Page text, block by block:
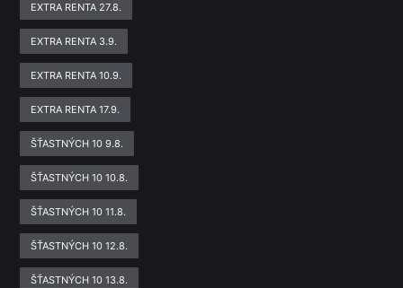
EXTRA RENTA 27.8.
EXTRA RENTA 3.9.
EXTRA RENTA 10.9.
EXTRA RENTA 17.9.
ŠŤASTNÝCH 10 9.8.
ŠŤASTNÝCH 10 10.8.
ŠŤASTNÝCH 10 11.8.
ŠŤASTNÝCH 10 12.8.
ŠŤASTNÝCH 10 13.8.